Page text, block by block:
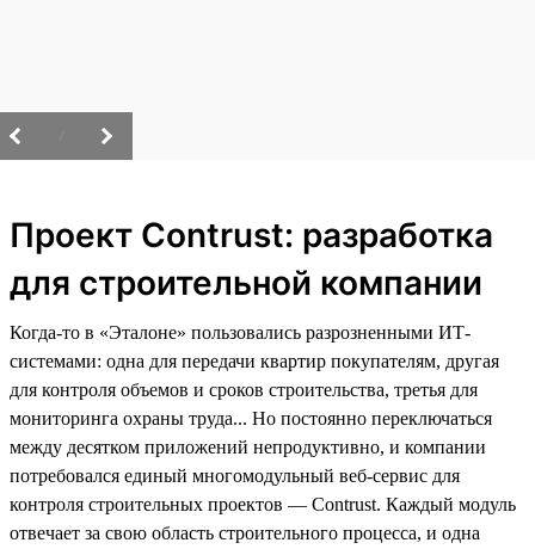
Проект Contrust: разработка
для строительной компании
Когда-то в «Эталоне» пользовались разрозненными ИТ-
системами: одна для передачи квартир покупателям, другая
для контроля объемов и сроков строительства, третья для
мониторинга охраны труда... Но постоянно переключаться
между десятком приложений непродуктивно, и компании
потребовался единый многомодульный веб-сервис для
контроля строительных проектов — Contrust. Каждый модуль
отвечает за свою область строительного процесса, и одна